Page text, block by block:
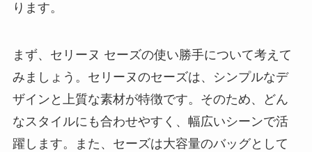
ります。
まず、セリーヌ セーズの使い勝手について考えて
みましょう。セリーヌのセーズは、シンプルなデ
ザインと上質な素材が特徴です。そのため、どん
なスタイルにも合わせやすく、幅広いシーンで活
躍します。また、セーズは大容量のバッグとして